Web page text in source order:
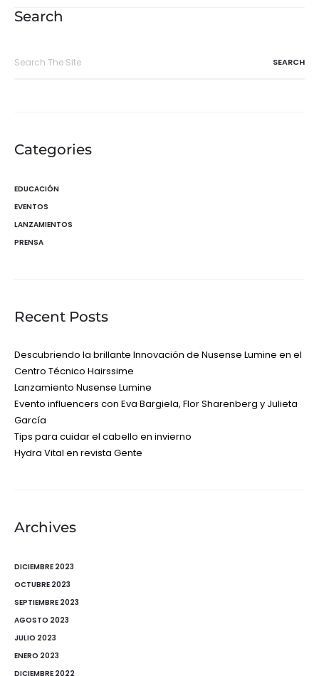
entradas
Search
Categories
EDUCACIÓN
EVENTOS
LANZAMIENTOS
PRENSA
Recent Posts
Descubriendo la brillante Innovación de Nusense Lumine en el
Centro Técnico Hairssime
Lanzamiento Nusense Lumine
Evento influencers con Eva Bargiela, Flor Sharenberg y Julieta
García
Tips para cuidar el cabello en invierno
Hydra Vital en revista Gente
Archives
DICIEMBRE 2023
OCTUBRE 2023
SEPTIEMBRE 2023
AGOSTO 2023
JULIO 2023
ENERO 2023
DICIEMBRE 2022